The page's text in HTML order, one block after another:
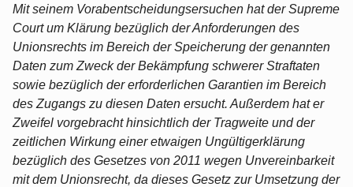
Mit seinem Vorabentscheidungsersuchen hat der Supreme
Court um Klärung bezüglich der Anforderungen des
Unionsrechts im Bereich der Speicherung der genannten
Daten zum Zweck der Bekämpfung schwerer Straftaten
sowie bezüglich der erforderlichen Garantien im Bereich
des Zugangs zu diesen Daten ersucht. Außerdem hat er
Zweifel vorgebracht hinsichtlich der Tragweite und der
zeitlichen Wirkung einer etwaigen Ungültigerklärung
bezüglich des Gesetzes von 2011 wegen Unvereinbarkeit
mit dem Unionsrecht, da dieses Gesetz zur Umsetzung der